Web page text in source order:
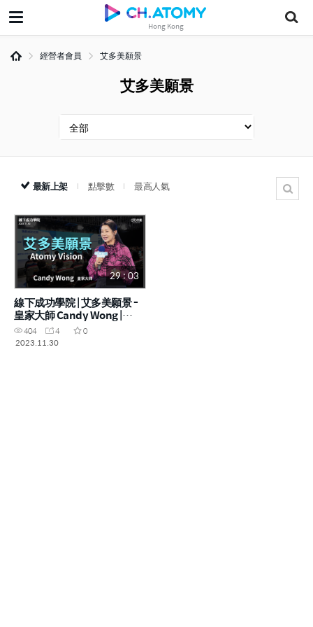
Hong Kong
經營者會員 艾多美願景
艾多美願景
最新上架 點擊數 最高人氣
29 : 03
線下成功學院 | 艾多美願景 -
皇家大師 Candy Wong |
2023年11月
404 4
0
2023.11.30